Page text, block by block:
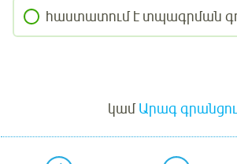
հաստատում է տպագրման
կամԱրագ